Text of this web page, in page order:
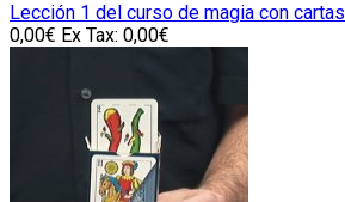
Lección 1 del curso de magia con cartas
0,00€ Ex Tax: 0,00€